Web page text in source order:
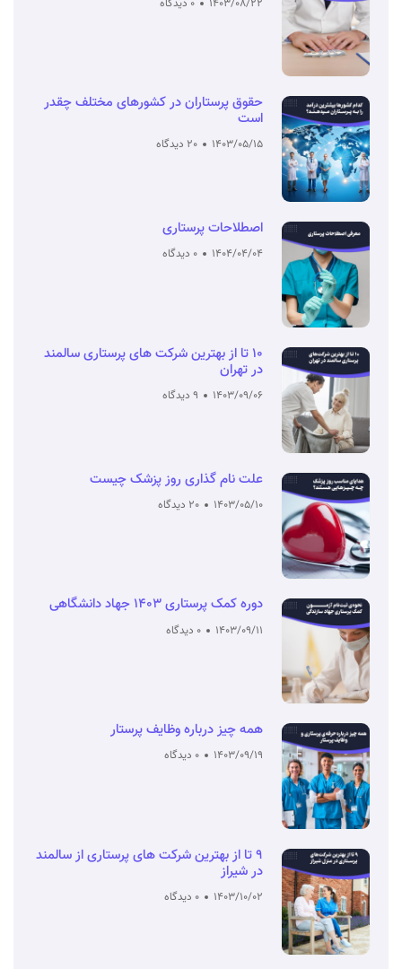
حقوق پرستاران در کشورهای مختلف چقدر
است
1403/05/15 20 دیدگاه
اصطلاحات پرستاری
1404/04/04 0 دیدگاه
10 تا از بهترین شرکت های پرستاری سالمند
در تهران
1403/09/06 9 دیدگاه
علت نام گذاری روز پزشک چیست
1403/05/10 20 دیدگاه
دوره کمک پرستاری 1403 جهاد دانشگاهی
1403/09/11 0 دیدگاه
همه چیز درباره وظایف پرستار
1403/09/19 0 دیدگاه
9 تا از بهترین شرکت های پرستاری از سالمند
در شیراز
1403/10/02 0 دیدگاه